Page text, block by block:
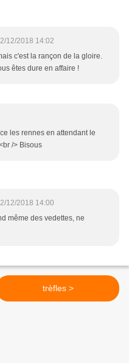
12/2018 14:02
c'est la rançon de la gloire.
êtes dure en affaire !
les rennes en attendant le
/> Bisous
12/2018 14:00
même des vedettes, ne
trèfles >